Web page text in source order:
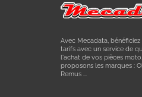
Avec Mecadata,
tarifs avec un service de
l'achat de vos pièces
proposons les marques :
Remus ...